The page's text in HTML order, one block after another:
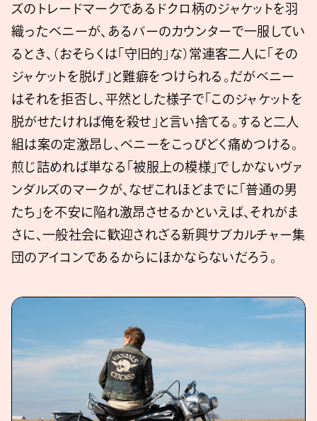
ズのトレードマークであるドクロ柄のジャケットを羽
織ったベニーが、あるバーのカウンターで一服してい
るとき、（おそらくは「守旧的」な）常連客二人に「その
ジャケットを脱げ」と難癖をつけられる。だがベニー
はそれを拒否し、平然とした様子で「このジャケットを
脱がせたければ俺を殺せ」と言い捨てる。すると二人
組は案の定激昂し、ベニーをこっぴどく痛めつける。
煎じ詰めれば単なる「被服上の模様」でしかないヴァ
ンダルズのマークが、なぜこれほどまでに「普通の男
たち」を不安に陥れ激昂させるかといえば、それがま
さに、一般社会に歓迎されざる新興サブカルチャー集
団のアイコンであるからにほかならないだろう。